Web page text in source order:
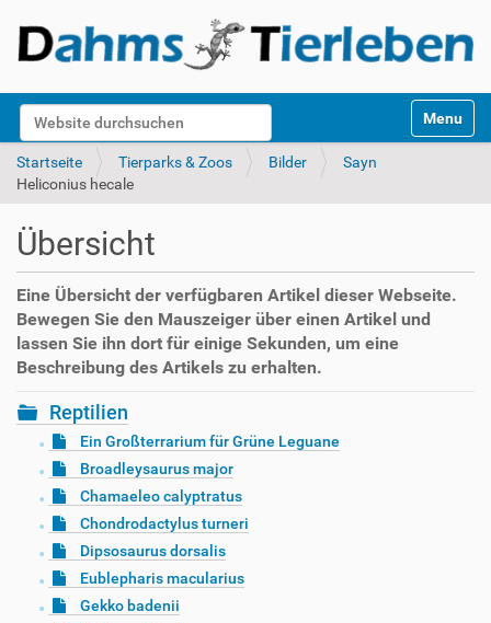
Website durchsuchen
k
Toggle
Startseite Tierparks & Zoos Bilder
Sayn
Heliconius hecale
Übersicht
Eine Übersicht der verfügbaren Artikel dieser Webseite.
Bewegen Sie den Mauszeiger über einen Artikel und
lassen Sie ihn dort für einige Sekunden, um eine
Beschreibung des Artikels zu erhalten.
Reptilien
Ein Großterrarium für Grüne Leguane
Broadleysaurus major
Chamaeleo calyptratus
Chondrodactylus turneri
Dipsosaurus dorsalis
Eublepharis macularius
Gekko badenii